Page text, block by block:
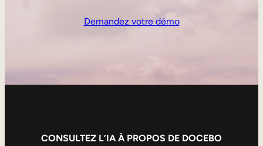
Demandez votre démo
CONSULTEZ L’IA À PROPOS DE DOCEBO